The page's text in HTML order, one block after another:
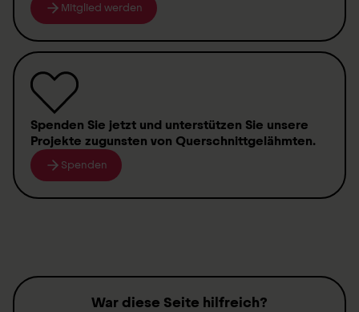
Mitglied werden
Spenden Sie jetzt und unterstützen Sie unsere
Projekte zugunsten von Querschnittgelähmten.
Spenden
War diese Seite hilfreich?